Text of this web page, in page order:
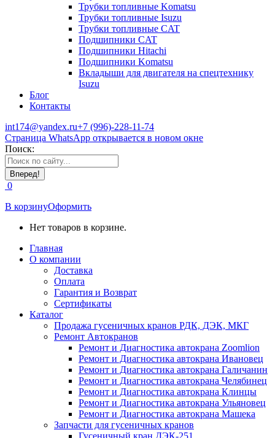
Трубки топливные Komatsu
Трубки топливные Isuzu
Трубки топливные CAT
Подшипники CAT
Подшипники Hitachi
Подшипники Komatsu
Вкладыши для двигателя на спецтехнику
Isuzu
Блог
Контакты
int174@yandex.ru+7 (996)-228-11-74
Страница WhatsApp открывается в новом окне
Поиск:
0
В корзинуОформить
Нет товаров в корзине.
Главная
О компании
Доставка
Оплата
Гарантия и Возврат
Сертификаты
Каталог
Продажа гусеничных кранов РДК, ДЭК, МКГ
Ремонт Автокранов
Ремонт и Диагностика автокрана Zoomlion
Ремонт и Диагностика автокрана Ивановец
Ремонт и Диагностика автокрана Галичанин
Ремонт и Диагностика автокрана Челябинец
Ремонт и Диагностика автокрана Клинцы
Ремонт и Диагностика автокрана Ульяновец
Ремонт и Диагностика автокрана Машека
Запчасти для гусеничных кранов
Гусеничный кран ДЭК-251